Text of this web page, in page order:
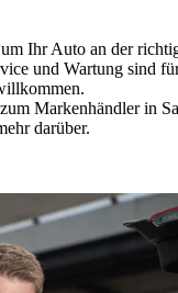
Ihr Auto an der
und Wartung sind
Markenhändler in
darüber.